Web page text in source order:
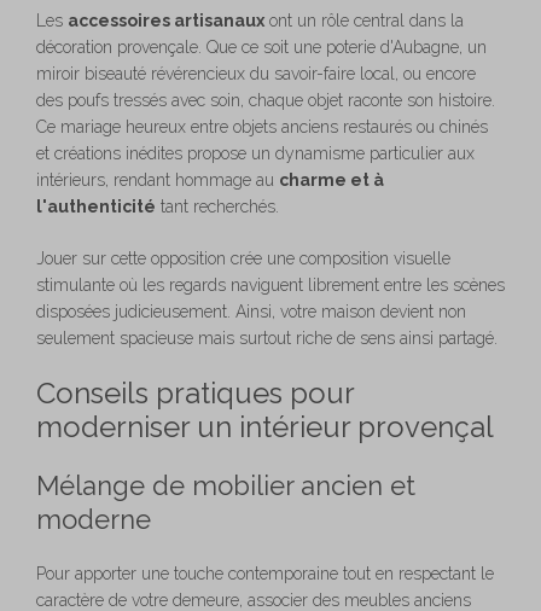
Les accessoires artisanaux ont un rôle central dans la
décoration provençale. Que ce soit une poterie d'Aubagne, un
miroir biseauté révérencieux du savoir-faire local, ou encore
des poufs tressés avec soin, chaque objet raconte son histoire.
Ce mariage heureux entre objets anciens restaurés ou chinés
et créations inédites propose un dynamisme particulier aux
intérieurs, rendant hommage au charme et à
l'authenticité tant recherchés.
Jouer sur cette opposition crée une composition visuelle
stimulante où les regards naviguent librement entre les scènes
disposées judicieusement. Ainsi, votre maison devient non
seulement spacieuse mais surtout riche de sens ainsi partagé.
Conseils pratiques pour
moderniser un intérieur provençal
Mélange de mobilier ancien et
moderne
Pour apporter une touche contemporaine tout en respectant le
caractère de votre demeure, associer des meubles anciens